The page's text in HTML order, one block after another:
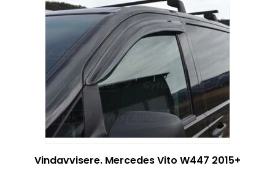
Vindavvisere. Mercedes Vito W447 2015+